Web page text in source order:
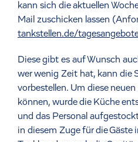
kann sich die aktuellen
Mail zuschicken lassen
tankstellen.de/
Diese gibt es auf Wunsch
wer wenig Zeit hat, kann die
vorbestellen. Um diese
können, wurde die Küche
und das Personal
in diesem Zuge für die Gäste